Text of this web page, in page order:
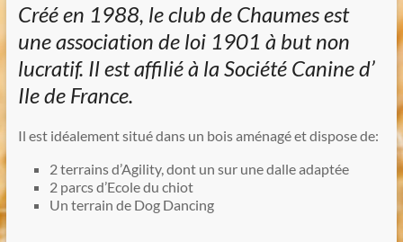
Créé en 1988, le club de Chaumes est
une association de loi 1901 à but non
lucratif. Il est affilié à la Société Canine d’
Ile de France.
Il est idéalement situé dans un bois aménagé et dispose de:
2 terrains d’Agility, dont un sur une dalle adaptée
2 parcs d’Ecole du chiot
Un terrain de Dog Dancing